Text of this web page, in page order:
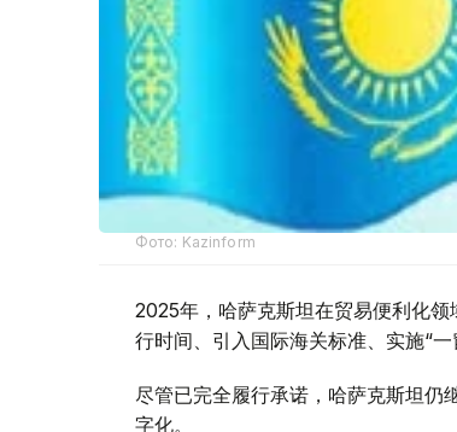
Фото: Kazinform
2025年，哈萨克斯坦在贸易便利化
行时间、引入国际海关标准、实施“一
尽管已完全履行承诺，哈萨克斯坦仍
字化。